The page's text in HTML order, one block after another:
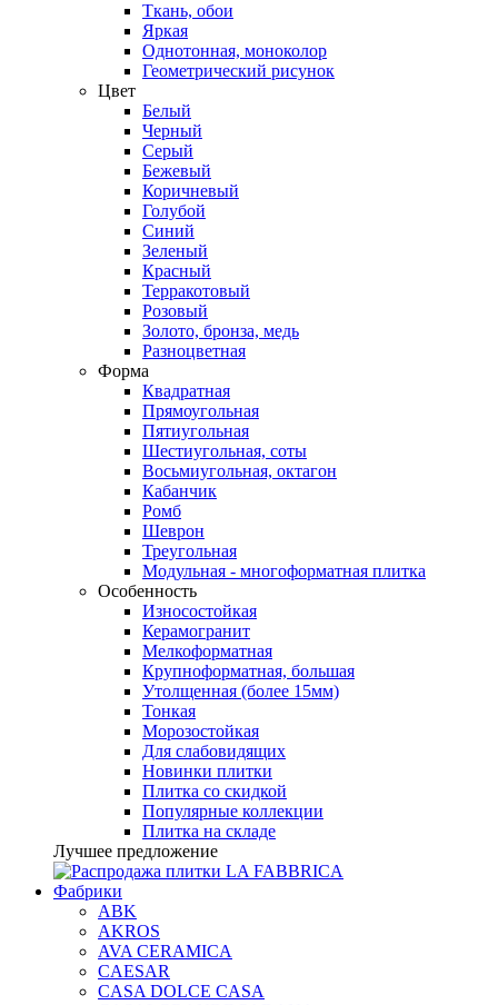
Ткань, обои
Яркая
Однотонная, моноколор
Геометрический рисунок
Цвет
Белый
Черный
Серый
Бежевый
Коричневый
Голубой
Синий
Зеленый
Красный
Терракотовый
Розовый
Золото, бронза, медь
Разноцветная
Форма
Квадратная
Прямоугольная
Пятиугольная
Шестиугольная, соты
Восьмиугольная, октагон
Кабанчик
Ромб
Шеврон
Треугольная
Модульная - многоформатная плитка
Особенность
Износостойкая
Керамогранит
Мелкоформатная
Крупноформатная, большая
Утолщенная (более 15мм)
Тонкая
Морозостойкая
Для слабовидящих
Новинки плитки
Плитка со скидкой
Популярные коллекции
Плитка на складе
Лучшее предложение
Фабрики
ABK
AKROS
AVA CERAMICA
CAESAR
CASA DOLCE CASA